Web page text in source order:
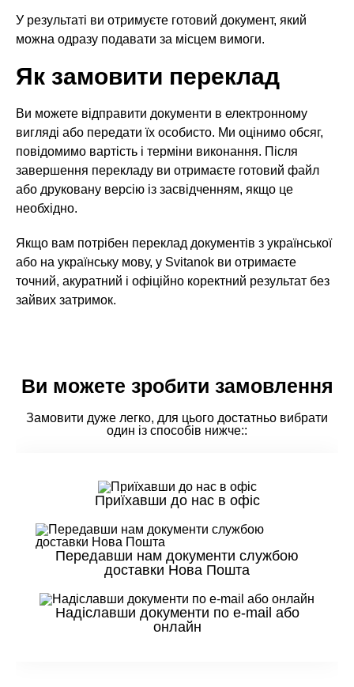
У результаті ви отримуєте готовий документ, який
можна одразу подавати за місцем вимоги.
Як замовити переклад
Ви можете відправити документи в електронному
вигляді або передати їх особисто. Ми оцінимо обсяг,
повідомимо вартість і терміни виконання. Після
завершення перекладу ви отримаєте готовий файл
або друковану версію із засвідченням, якщо це
необхідно.
Якщо вам потрібен переклад документів з української
або на українську мову, у Svitanok ви отримаєте
точний, акуратний і офіційно коректний результат без
зайвих затримок.
Ви можете зробити замовлення
Замовити дуже легко, для цього достатньо вибрати
один із способів нижче::
Приїхавши до нас в офіс
Передавши нам документи службою
доставки Нова Пошта
Надіславши документи по e-mail або
онлайн